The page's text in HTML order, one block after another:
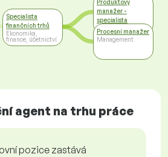
Specialista
finančních trhů
Ekonomika,
finance, účetnictví
Produktový
manažer -
specialista
Bankovnictví
Procesní manažer
Management
agent na trhu práce
pozice zastává